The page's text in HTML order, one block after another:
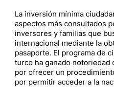
La inversión mínima
aspectos más consultados
inversores y familias que
internacional mediante la
pasaporte. El programa de
turco ha ganado notoriedad
por ofrecer un
por permitir acceder a la